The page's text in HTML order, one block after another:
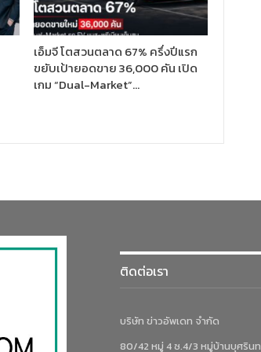
เอ็มจี โตสวนตลาด 67% ครึ่งปีแรก
ขยับเป้ายอดขาย 36,000 คัน เปิด
เกม “Dual-Market”…
ติดต่อเรา
บริษัท ข่าวอัพเดท จำกัด
80/42 หมู่ 4 ซ.4/3 หมู่บ้านบุศริน